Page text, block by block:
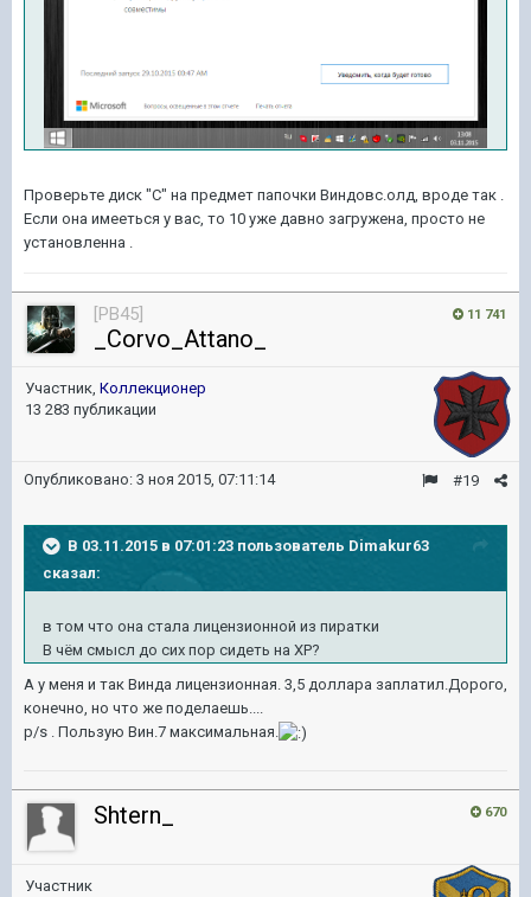
Проверьте диск "С" на предмет папочки Виндовс.олд, вроде так .
Если она имееться у вас, то 10 уже давно загружена, просто не
установленна .
11 741
[PB45]
_Corvo_Attano_
Участник, Коллекционер
13 283 публикации
#19
Опубликовано: 3 ноя 2015, 07:11:14
В 03.11.2015 в 07:01:23 пользователь Dimakur63
сказал:
в том что она стала лицензионной из пиратки
В чём смысл до сих пор сидеть на ХР?
А у меня и так Винда лицензионная. 3,5 доллара заплатил.Дорого,
конечно, но что же поделаешь....
p/s . Пользую Вин.7 максимальная.
670
Shtern_
Участник